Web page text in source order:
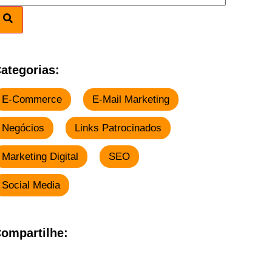
E-Commerce E-Mail Marketing
Negócios Links Patrocinados
Marketing Digital SEO
Social Media